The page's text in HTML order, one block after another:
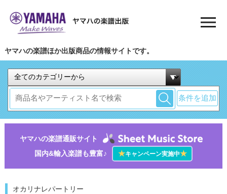
ヤマハの楽譜ほか出版商品の情報サイトです。
条件を追加
ヤマハの楽譜通販サイト
国内&輸入楽譜も豊富♪
★キャンペーン実施中★
オカリナレパートリー